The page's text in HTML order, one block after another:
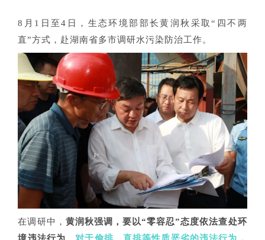
8月1日至4日，生态环境部部长黄润秋采取“四不两
直”方式，赴湖南省多市调研水污染防治工作。
在调研中， 黄润秋强调，要以“零容忍”态度依法查处环
境违法行为
对于偷排、直排等性质恶劣的违法行为，